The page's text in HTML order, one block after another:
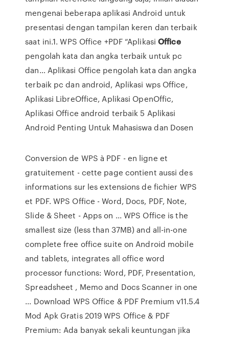
mengenai beberapa aplikasi Android untuk
presentasi dengan tampilan keren dan terbaik
saat ini.1. WPS Office +PDF “AplikasiOffice
pengolah kata dan angka terbaik untuk pc
dan… Aplikasi Office pengolah kata dan angka
terbaik pc dan android, Aplikasi wps Office,
Aplikasi LibreOffice, Aplikasi OpenOffic,
Aplikasi Office android terbaik5 Aplikasi
Android Penting Untuk Mahasiswa dan Dosen
Conversion de WPS à PDF - en ligne et
gratuitement - cette page contient aussi des
informations sur les extensions de fichier WPS
et PDF. WPS Office - Word, Docs, PDF, Note,
Slide & Sheet - Apps on ... WPS Office is the
smallest size (less than 37MB) and all-in-one
complete free office suite on Android mobile
and tablets, integrates all office word
processor functions: Word, PDF, Presentation,
Spreadsheet , Memo and Docs Scanner in one
... Download WPS Office & PDF Premium v11.5.4
Mod Apk Gratis 2019 WPS Office & PDF
Premium: Ada banyak sekali keuntungan jika